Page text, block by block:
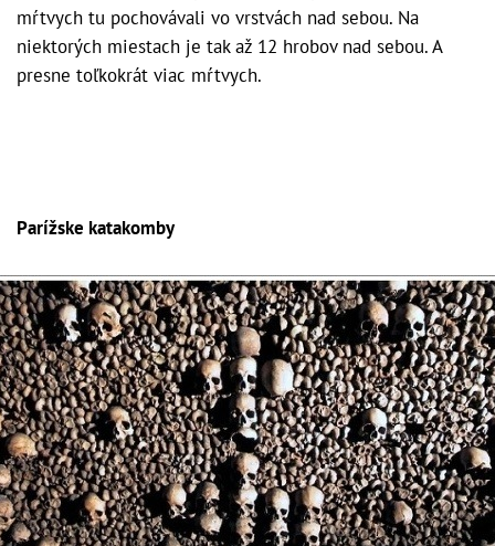
mŕtvych tu pochovávali vo vrstvách nad sebou. Na
niektorých miestach je tak až 12 hrobov nad sebou. A
presne toľkokrát viac mŕtvych.
Parížske katakomby